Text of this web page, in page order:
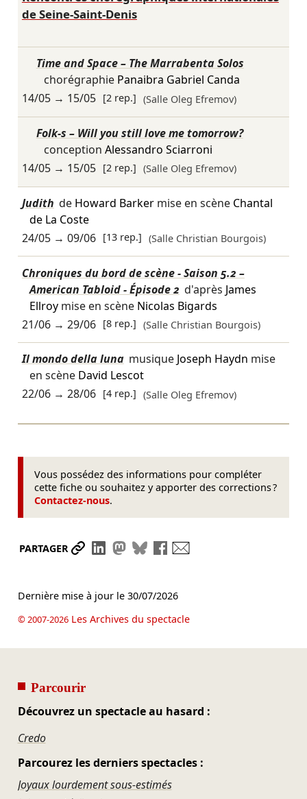
de Seine-Saint-Denis
Time and Space – The Marrabenta Solos
chorégraphie Panaibra Gabriel Canda
14/05→ 15/05 [2 rep.] (Salle Oleg Efremov)
Folk-s – Will you still love me tomorrow?
conception Alessandro Sciarroni
14/05→ 15/05 [2 rep.] (Salle Oleg Efremov)
Judith de Howard Barkermise en scène Chantal
de La Coste
24/05→ 09/06 [13 rep.] (Salle Christian Bourgois)
Chroniques du bord de scène - Saison 5.2 –
American Tabloid - Épisode 2 d'après James
Ellroymise en scène Nicolas Bigards
21/06→ 29/06 [8 rep.] (Salle Christian Bourgois)
Il mondo della luna musique Joseph Haydn mise
en scène David Lescot
22/06→ 28/06 [4 rep.] (Salle Oleg Efremov)
Vous possédez des informations pour compléter
cette fiche ou souhaitez y apporter des corrections ?
Contactez-nous.
PARTAGER Partager le lien
Partager sur LinkedIn
Partager sur Mastodon
Partager sur Bluesky
Partager sur Facebook
Dernière mise à jour le 30/07/2026
© 2007-2026Les Archives du spectacle
Parcourir
Découvrez un spectacle au hasard :
Credo
Parcourez les derniers spectacles :
Joyaux lourdement sous-estimés